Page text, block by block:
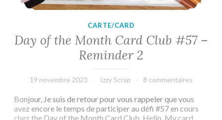
CARTE/CARD
Day of the Month Card Club #57 –
Reminder 2
19 novembre 2023 Izzy Scrap 8 commentaires
Bonjour, Je suis de retour pour vous rappeler que vous
avez encore le temps de participer au défi #57 en cours
chez the Day of the Month Card Club. Hello, My card